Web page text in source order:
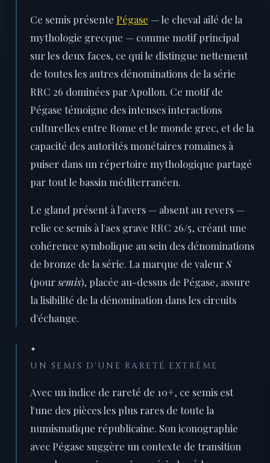
Ce semis présente Pégase — le cheval ailé de la
mythologie grecque — comme motif principal
sur les deux faces, ce qui le distingue nettement
de toutes les autres dénominations de la série
RRC 26 dominées par Apollon. Ce motif de
Pégase témoigne des intenses interactions
culturelles entre Rome et le monde grec, et de la
capacité des autorités monétaires romaines à
puiser dans un répertoire mythologique partagé
par tout le bassin méditerranéen.
Le gland présent à l'avers — absent au revers —
relie ce semis à l'aes grave RRC 26/5, créant une
cohérence symbolique au sein des dénominations
de bronze de la série. La marque de valeurS
(poursemis), placée au-dessus de Pégase, assure
la lisibilité de la dénomination dans les circuits
d'échange.
✦
UN SEMIS D'UNE RARETÉ EXTRÊME
Avec un indice de rareté de 10+, ce semis est
l'une des pièces les plus rares de toute la
numismatique républicaine. Son iconographie
avec Pégase suggère un contexte de transition